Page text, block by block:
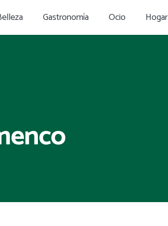
Gastronomía Ocio Hogar